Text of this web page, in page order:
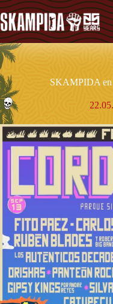
SKAMPIDA en